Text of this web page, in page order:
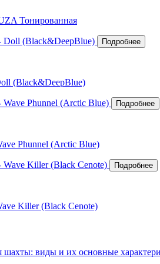
Тонированная
Подробнее
(Black&DeepBlue)
Подробнее
Phunnel (Arctic Blue)
Подробнее
Killer (Black Cenote)